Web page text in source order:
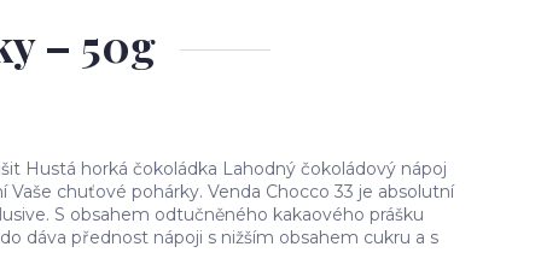
– 50g
Hustá horká čokoládka Lahodný čokoládový nápoj
Vaše chuťové pohárky. Venda Chocco 33 je absolutní
S obsahem odtučněného kakaového prášku
dáva přednost nápoji s nižším obsahem cukru a s